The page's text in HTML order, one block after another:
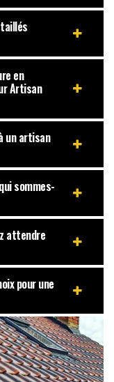
en
Artisan
un artisan
sommes-
attendre
pour une